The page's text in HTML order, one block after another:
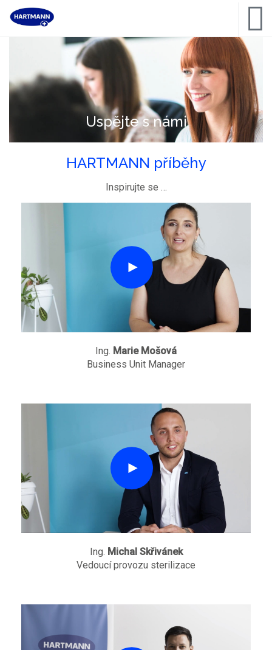
Uspějte s námi
HARTMANN příběhy
Inspirujte se …
Ing. Marie Mošová
Business Unit Manager
Ing. Michal Skřivánek
Vedoucí provozu sterilizace